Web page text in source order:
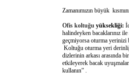
Zamanımızın büyük
Ofis koltuğu yüksekliği:
halindeyken bacaklarınız
geçmiyorsa oturma yerinizi
Koltuğu oturma yeri
dizlerinin arkası arasında
etkileyerek bacak
kullanın” .